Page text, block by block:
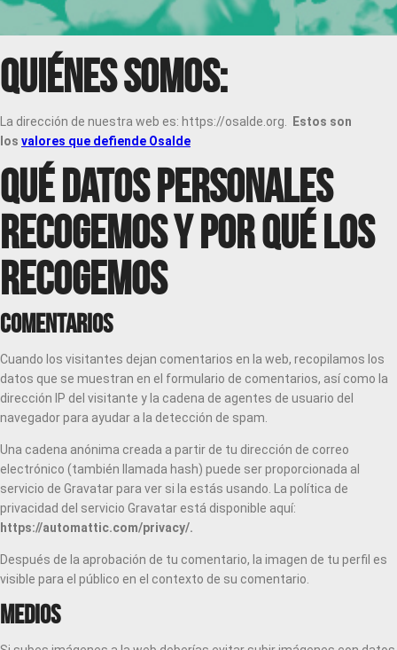
Quiénes somos:
La dirección de nuestra web es: https://osalde.org.
Estos son
los valores que defiende Osalde
Qué datos personales
recogemos y por qué los
recogemos
Comentarios
Cuando los visitantes dejan comentarios en la web, recopilamos los
datos que se muestran en el formulario de comentarios, así como la
dirección IP del visitante y la cadena de agentes de usuario del
navegador para ayudar a la detección de spam.
Una cadena anónima creada a partir de tu dirección de correo
electrónico (también llamada hash) puede ser proporcionada al
servicio de Gravatar para ver si la estás usando. La política de
privacidad del servicio Gravatar está disponible aquí:
https://automattic.com/privacy/.
Después de la aprobación de tu comentario, la imagen de tu perfil es
visible para el público en el contexto de su comentario.
Medios